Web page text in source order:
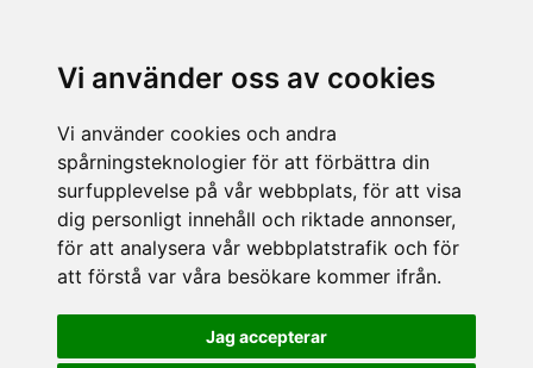
Vi använder oss av cookies
Vi använder cookies och andra
spårningsteknologier för att förbättra din
surfupplevelse på vår webbplats, för att visa
dig personligt innehåll och riktade annonser,
för att analysera vår webbplatstrafik och för
att förstå var våra besökare kommer ifrån.
Jag accepterar